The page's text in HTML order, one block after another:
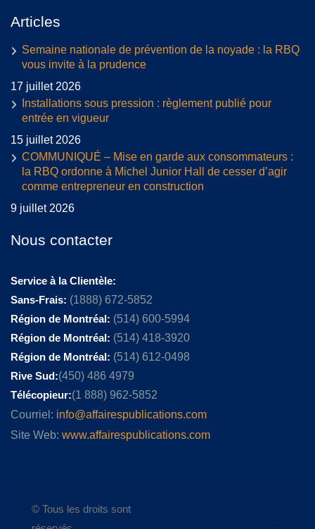
Articles
Semaine nationale de prévention de la noyade : la RBQ
vous invite à la prudence
17 juillet 2026
Installations sous pression : règlement publié pour
entrée en vigueur
15 juillet 2026
COMMUNIQUÉ – Mise en garde aux consommateurs :
la RBQ ordonne à Michel Junior Hall de cesser d’agir
comme entrepreneur en construction
9 juillet 2026
Nous contacter
Service à la Clientèle:
Sans-Frais: (1888) 672-5852
Région de Montréal: (514) 600-5994
Région de Montréal: (514) 418-3920
Région de Montréal: (514) 612-0498
Rive Sud:(450) 486 4979
Télécopieur:(1 888) 962-5852
Courriel: info@affairespublications.com
Site Web: www.affairespublications.com
© Tous les droits sont